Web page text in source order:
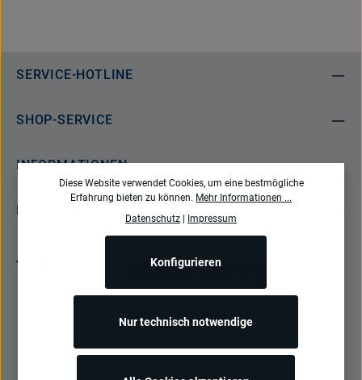
SERVICE-HOTLINE
SHOP-SERVICE
INFORMATIONEN
Alle Preise inkl. gesetzl. Mehrwertsteuer zzgl.Versandkosten
Diese Website verwendet Cookies, um eine bestmögliche
Erfahrung bieten zu können. Mehr Informationen ...
Datenschutz | Impressum
Nur technisch notwendige
Konfigurieren